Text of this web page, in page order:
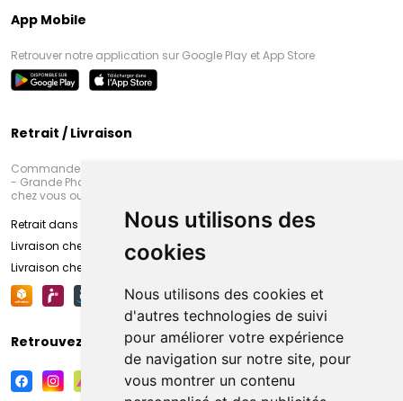
Nous utilisons des
cookies
Nous utilisons des cookies et
d'autres technologies de suivi
pour améliorer votre expérience
de navigation sur notre site, pour
vous montrer un contenu
App Mobile
Retrouver notre application sur Google Play et App Store
Retrait / Livraison
Commandez en ligne et venez chercher votre commande à Amiens
- Grande Pharmacie d’Amiens (Fachon) ou recevez-là rapidement
chez vous ou en point retrait
Retrait dans la pharmacie d’Amiens
Livraison chez vous
Livraison chez votre commerçant
Retrouvez-nous sur vos réseaux sociaux